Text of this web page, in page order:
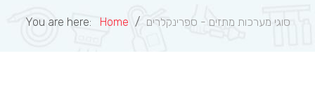
You are here: Home סוגי מערכות מתזים - ספרינקלרים